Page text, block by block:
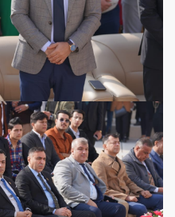
View more